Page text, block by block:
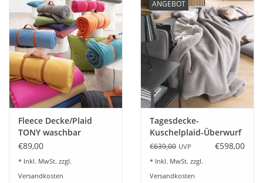
Accessoires Spa
Angebote
Info-Service
Geprüfter Webshop
Über uns
Fleece Decke/Plaid
TONY waschbar
65%Poly/35%
€89,00
* Inkl. MwSt. zzgl.
Versandkosten
ANGEBOT
Tagesdecke-
Kuschelplaid-Überwurf
VERMONT 145x200 cm
€639,00 UVP €598,00
* Inkl. MwSt. zzgl.
Versandkosten